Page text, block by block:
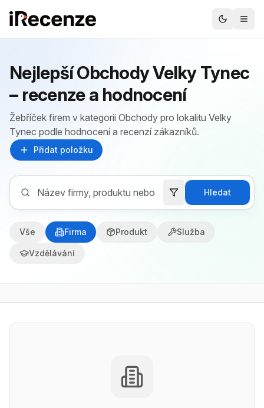
Nejlepší Obchody Velky Tynec
– recenze a hodnocení
Žebříček firem v kategorii Obchody pro lokalitu Velky
Tynec podle hodnocení a recenzí zákazníků.
Přidat položku
Hledat
Vše Firma Produkt Služba
Vzdělávání